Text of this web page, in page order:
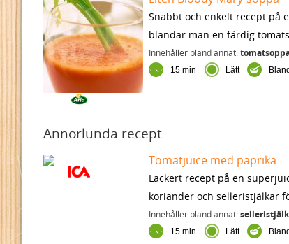
Snabbt och enkelt recept på
blandar man en färdig
Innehåller bland annat:
15 min Lätt
Annorlunda recept
Tomatjuice med paprika
Läckert recept på en
koriander och selleristjälkar
Innehåller bland annat:
15 min Lätt